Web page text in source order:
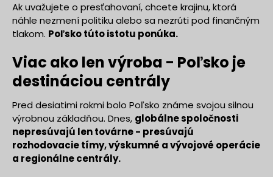
Ak uvažujete o presťahovaní, chcete krajinu, ktorá
náhle nezmení politiku alebo sa nezrúti pod finančným
tlakom. Poľsko túto istotu ponúka.
Viac ako len výroba - Poľsko je
destináciou centrály
Pred desiatimi rokmi bolo Poľsko známe svojou silnou
výrobnou základňou. Dnes, globálne spoločnosti
nepresúvajú len továrne - presúvajú
rozhodovacie tímy, výskumné a vývojové operácie
a regionálne centrály.